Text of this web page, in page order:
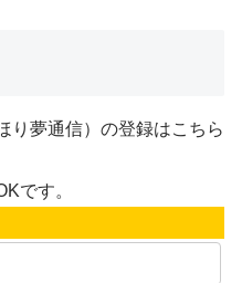
り夢通信）の登録はこちら
です。